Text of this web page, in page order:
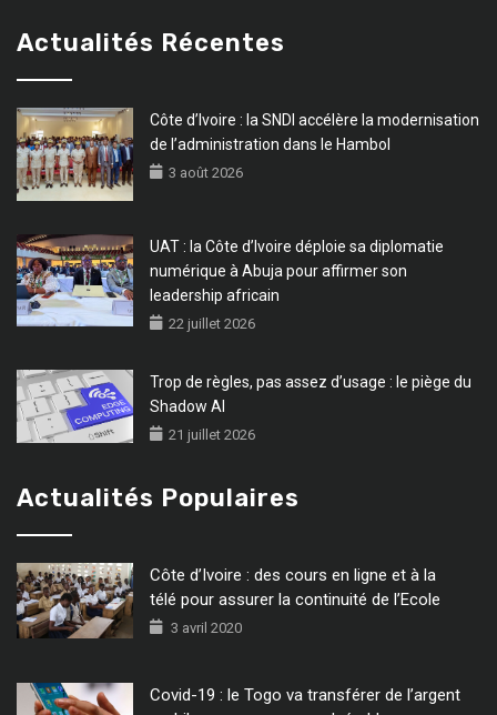
Actualités Récentes
Côte d’Ivoire : la SNDI accélère la modernisation
de l’administration dans le Hambol
3 août 2026
UAT : la Côte d’Ivoire déploie sa diplomatie
numérique à Abuja pour affirmer son
leadership africain
22 juillet 2026
Trop de règles, pas assez d’usage : le piège du
Shadow AI
21 juillet 2026
Actualités Populaires
Côte d’Ivoire : des cours en ligne et à la
télé pour assurer la continuité de l’Ecole
3 avril 2020
Covid-19 : le Togo va transférer de l’argent